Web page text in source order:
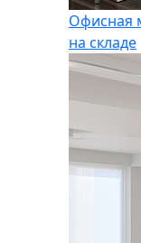
Офисная
на складе